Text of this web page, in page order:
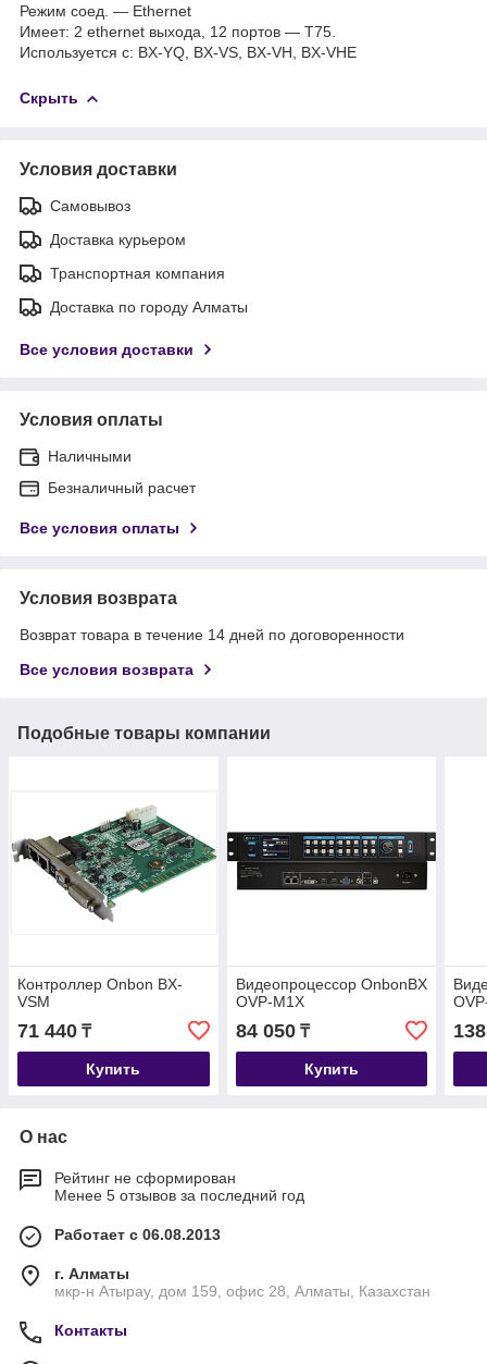
Режим соед. ― Ethernet
Имеет: 2 ethernet выхода, 12 портов — T75.
Используется с: BX-YQ, BX-VS, BX-VH, BX-VHE
Скрыть
Условия доставки
Самовывоз
Доставка курьером
Транспортная компания
Доставка по городу Алматы
Все условия доставки
Условия оплаты
Наличными
Безналичный расчет
Все условия оплаты
Условия возврата
Возврат товара в течение 14 дней по договоренности
Все условия возврата
Подобные товары компании
Контроллер Оnbon BX-
VSМ
71 440 ₸
Купить
Видеопроцессор ОnbonBX
OVP-M1X
84 050₸
Купить
О нас
Рейтинг не сформирован
Менее 5 отзывов за последний год
Работает с 06.08.2013
г. Алматы
мкр-н Атырау, дом 159, офис 28, Алматы, Казахстан
Контакты